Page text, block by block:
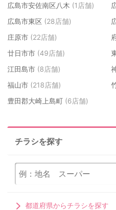
広島市安佐南区八木 (1店舗)
広島市東区 (28店舗)
庄原市 (22店舗)
廿日市市 (49店舗)
江田島市 (8店舗)
福山市 (218店舗)
豊田郡大崎上島町 (6店舗)
チラシを探す
都道府県からチラシを探す